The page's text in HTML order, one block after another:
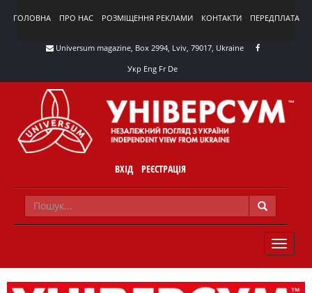
ГОЛОВНА ПРО НАС РОЗМІЩЕННЯ РЕКЛАМИ КОНТАКТИ ПЕРЕДПЛАТА
Universum magazine, Box 2994, Lviv, 79017, Ukraine
Укр Eng Fr De
ВХІД РЕЄСТРАЦІЯ
TOGGLE